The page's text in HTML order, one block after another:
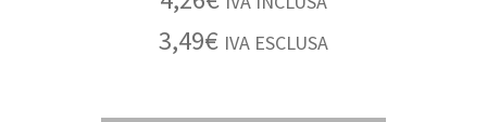
3,49€ IVA ESCLUSA